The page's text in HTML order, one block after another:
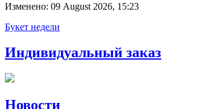
Изменено: 09 August 2026, 15:23
Букет недели
Индивидуальный заказ
Новости